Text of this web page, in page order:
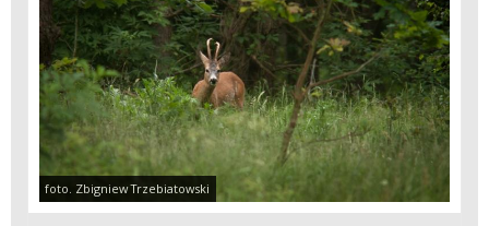
foto. Zbigniew Trzebiatowski